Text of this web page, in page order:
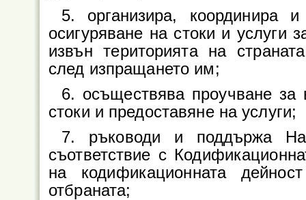
5. организира, координира
осигуряване на стоки и услуги
извън територията на
след изпращането им;
6. осъществява проучване за
стоки и предоставяне на услуги;
7. ръководи и поддържа
съответствие с
на кодификационната
отбраната;